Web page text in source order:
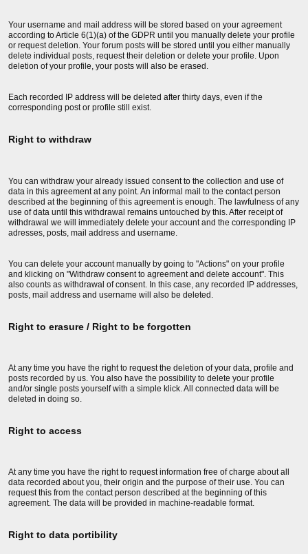
Your username and mail address will be stored based on your agreement
according to Article 6(1)(a) of the GDPR until you manually delete your profile
or request deletion. Your forum posts will be stored until you either manually
delete individual posts, request their deletion or delete your profile. Upon
deletion of your profile, your posts will also be erased.
Each recorded IP address will be deleted after thirty days, even if the
corresponding post or profile still exist.
Right to withdraw
You can withdraw your already issued consent to the collection and use of
data in this agreement at any point. An informal mail to the contact person
described at the beginning of this agreement is enough. The lawfulness of any
use of data until this withdrawal remains untouched by this. After receipt of
withdrawal we will immediately delete your account and the corresponding IP
adresses, posts, mail address and username.
You can delete your account manually by going to "Actions" on your profile
and klicking on "Withdraw consent to agreement and delete account". This
also counts as withdrawal of consent. In this case, any recorded IP addresses,
posts, mail address and username will also be deleted.
Right to erasure / Right to be forgotten
At any time you have the right to request the deletion of your data, profile and
posts recorded by us. You also have the possibility to delete your profile
and/or single posts yourself with a simple klick. All connected data will be
deleted in doing so.
Right to access
At any time you have the right to request information free of charge about all
data recorded about you, their origin and the purpose of their use. You can
request this from the contact person described at the beginning of this
agreement. The data will be provided in machine-readable format.
Right to data portibility